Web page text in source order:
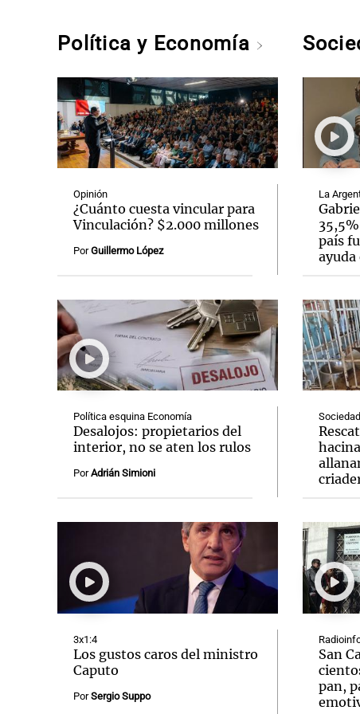
Política y Economía
Opinión
¿Cuánto cuesta vincular para
Vinculación? $2.000 millones
PorGuillermo López
Política esquina Economía
Desalojos: propietarios del
interior, no se aten los rulos
PorAdrián Simioni
3x1:4
Los gustos caros del ministro
Caputo
PorSergio Suppo
La
país
Sociedad
San
pan,